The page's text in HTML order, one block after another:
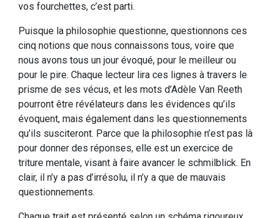
vos fourchettes, c’est parti.
Puisque la philosophie questionne, questionnons ces
cinq notions que nous connaissons tous, voire que
nous avons tous un jour évoqué, pour le meilleur ou
pour le pire. Chaque lecteur lira ces lignes à travers le
prisme de ses vécus, et les mots d’Adèle Van Reeth
pourront être révélateurs dans les évidences qu’ils
évoquent, mais également dans les questionnements
qu’ils susciteront. Parce que la philosophie n’est pas là
pour donner des réponses, elle est un exercice de
triture mentale, visant à faire avancer le schmilblick. En
clair, il n’y a pas d’irrésolu, il n’y a que de mauvais
questionnements.